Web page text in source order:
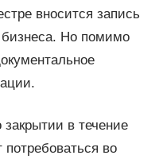
вносится запись
бизнеса. Но помимо
в течение
потребоваться во